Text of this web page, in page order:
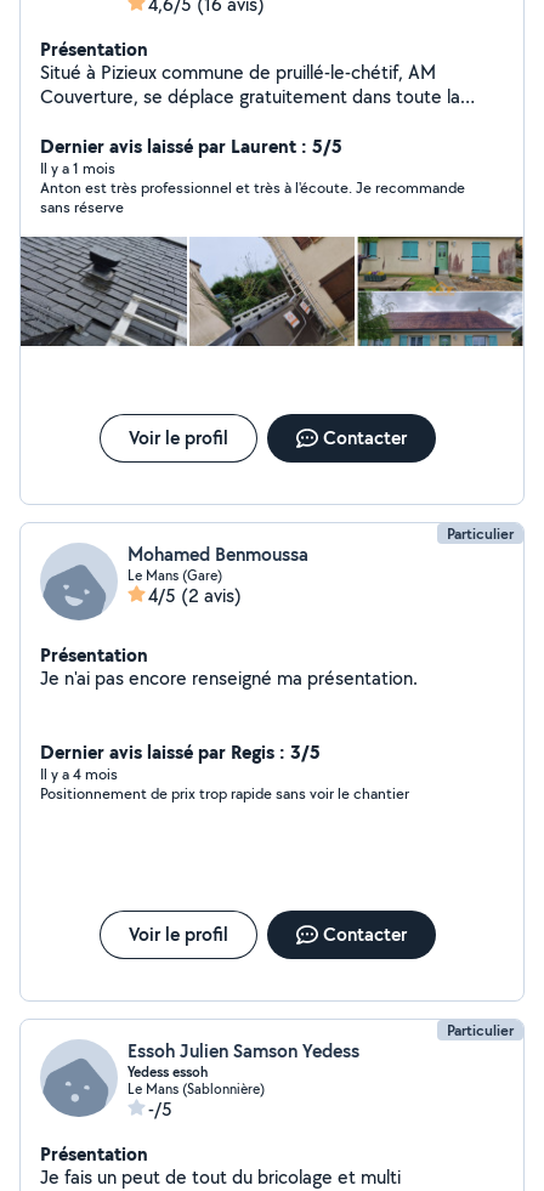
Présentation
Situé à Pizieux commune de pruillé-le-chétif, AM
Couverture, se déplace gratuitement dans toute la
entretiens, diagnostics, et vous propose les meilleurs
solutions pour votre habitations. En cas d'intempéries
intervention D'URGENCE sous 48h.
Dernier avis laissé par Laurent : 5/5
Il y a 1 mois
Anton est très professionnel et très à l'écoute. Je recommande
sans réserve
Voir le profil Contacter
Particulier
Mohamed Benmoussa
Le Mans (Gare)
4/5 (2 avis)
Présentation
Je n'ai pas encore renseigné ma présentation.
Dernier avis laissé par Regis : 3/5
Il y a 4 mois
Positionnement de prix trop rapide sans voir le chantier
Voir le profil Contacter
Particulier
Essoh Julien Samson Yedess
Yedess essoh
Le Mans (Sablonnière)
-/5
Présentation
Je fais un peut de tout du bricolage et multi